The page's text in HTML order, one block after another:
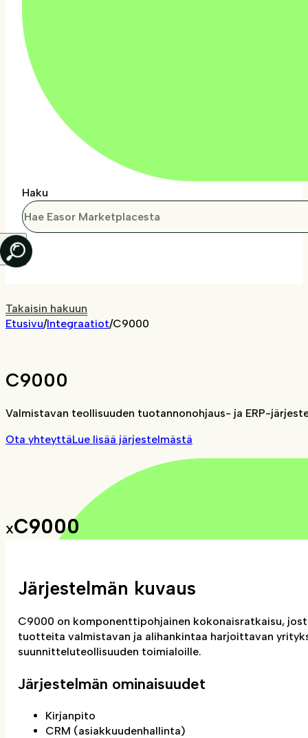
Haku
Takaisin hakuun
Etusivu/Integraatiot/C9000
C9000
Valmistavan teollisuuden tuotannonohjaus- ja ERP-
Ota yhteyttäLue lisää järjestelmästä
XC9000
Järjestelmän kuvaus
C9000 on komponenttipohjainen kokonaisratkaisu,
tuotteita valmistavan ja alihankintaa harjoittavan
suunnitteluteollisuuden toimialoille.
Järjestelmän ominaisuudet
Kirjanpito
CRM (asiakkuudenhallinta)